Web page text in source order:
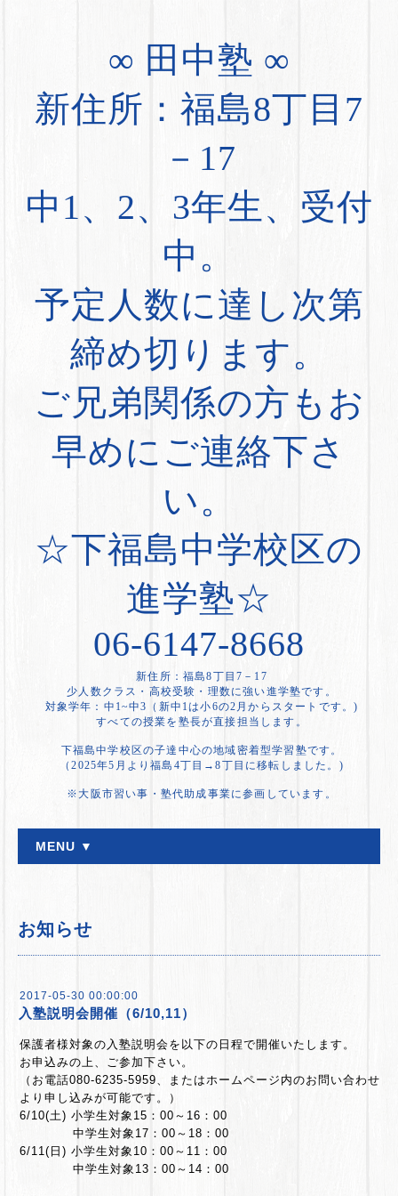
∞ 田中塾 ∞
新住所：福島8丁目7
－17
中1、2、3年生、受付
中。
予定人数に達し次第
締め切ります。
ご兄弟関係の方もお
早めにご連絡下さ
い。
☆下福島中学校区の
進学塾☆
06-6147-8668
新住所：福島8丁目7－17
少人数クラス・高校受験・理数に強い進学塾です。
対象学年：中1~中3（新中1は小6の2月からスタートです。)
すべての授業を塾長が直接担当します。
下福島中学校区の子達中心の地域密着型学習塾です。
（2025年5月より福島4丁目→8丁目に移転しました。)
※大阪市習い事・塾代助成事業に参画しています。
MENU ▼
お知らせ
2017-05-30 00:00:00
入塾説明会開催（6/10,11）
保護者様対象の入塾説明会を以下の日程で開催いたします。
お申込みの上、ご参加下さい。
（お電話080-6235-5959、またはホームページ内のお問い合わせ
より申し込みが可能です。）
6/10(土) 小学生対象15：00～16：00
中学生対象17：00～18：00
6/11(日) 小学生対象10：00～11：00
中学生対象13：00～14：00